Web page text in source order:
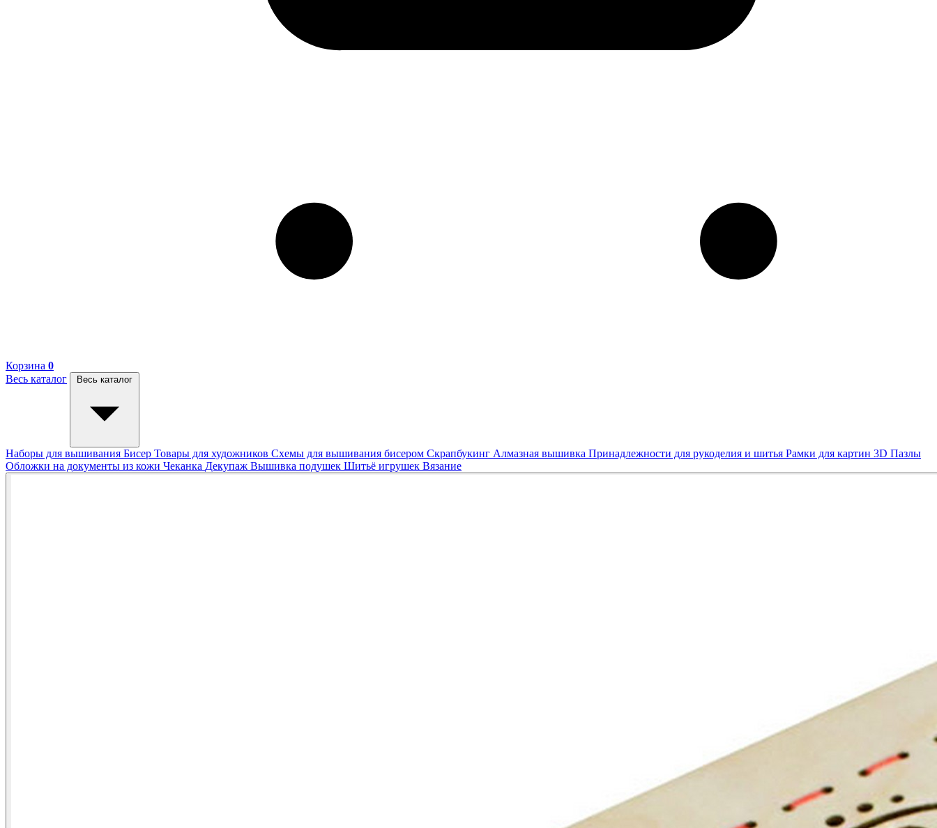
Корзина 0
Весь каталог
Весь каталог
Наборы для вышивания Бисер Товары для художников Схемы для вышивания бисером Скрапбукинг Алмазная вышивка Принадлежности для рукоделия и шитья Рамки для картин 3D Пазлы
Обложки на документы из кожи Чеканка Декупаж Вышивка подушек Шитьё игрушек Вязание